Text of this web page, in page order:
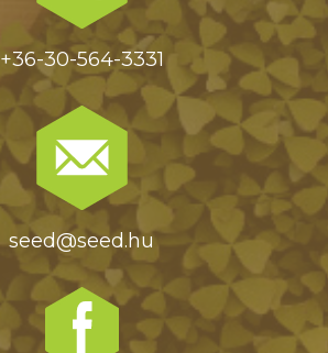
+36-30-564-3331
seed@seed.hu